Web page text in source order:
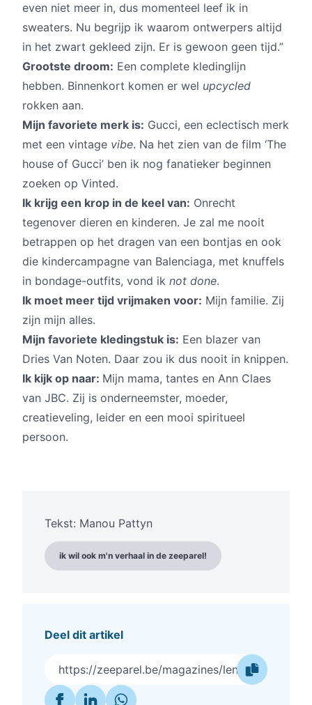
even niet meer in, dus momenteel leef ik in
sweaters. Nu begrijp ik waarom ontwerpers altijd
in het zwart gekleed zijn. Er is gewoon geen tijd.”
Grootste droom: Een complete kledinglijn
hebben. Binnenkort komen er wel upcycled
rokken aan.
Mijn favoriete merk is: Gucci, een eclectisch merk
met een vintage vibe. Na het zien van de film ‘The
house of Gucci’ ben ik nog fanatieker beginnen
zoeken op Vinted.
Ik krijg een krop in de keel van: Onrecht
tegenover dieren en kinderen. Je zal me nooit
betrappen op het dragen van een bontjas en ook
die kindercampagne van Balenciaga, met knuffels
in bondage-outfits, vond ik not done.
Ik moet meer tijd vrijmaken voor: Mijn familie. Zij
zijn mijn alles.
Mijn favoriete kledingstuk is: Een blazer van
Dries Van Noten. Daar zou ik dus nooit in knippen.
Ik kijk op naar: Mijn mama, tantes en Ann Claes
van JBC. Zij is onderneemster, moeder,
creatieveling, leider en een mooi spiritueel
persoon.
Tekst: Manou Pattyn
ik wil ook m'n verhaal in de zeeparel!
Deel dit artikel
https://zeeparel.be/magazines/lente-editie-